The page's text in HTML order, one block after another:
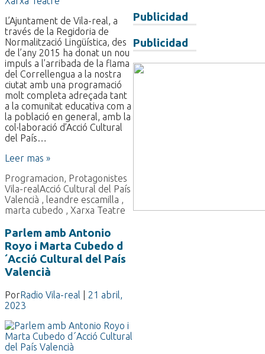
Publicidad
Publicidad
L’Ajuntament de Vila-real, a
través de la Regidoria de
Normalització Lingüística, des
de l’any 2015 ha donat un nou
impuls a l’arribada de la flama
del Correllengua a la nostra
ciutat amb una programació
molt completa adreçada tant
a la comunitat educativa com a
la població en general, amb la
col·laboració d’Acció Cultural
del País…
Leer mas »
Programacion, Protagonistes
Vila-realAcció Cultural del País
Valencià , leandre escamilla ,
marta cubedo , Xarxa Teatre
Parlem amb Antonio
Royo i Marta Cubedo d
´Acció Cultural del País
Valencià
PorRadio Vila-real
21 abril,
2023